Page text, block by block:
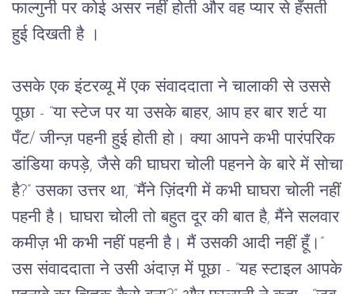
फाल्गुनी पर कोई असर नहीं होती और वह प्यार से हँसती
हुई दिखती है ।
उसके एक इंटरव्यू में एक संवाददाता ने चालाकी से उससे
पूछा - “या स्टेज पर या उसके बाहर, आप हर बार शर्ट या
पँट/ जीन्ज़ पहनी हुई होती हो। क्या आपने कभी पारंपरिक
डांडिया कपड़े, जैसे की घाघरा चोली पहनने के बारे में सोचा
है?” उसका उत्तर था, “मैंने ज़िंदगी में कभी घाघरा चोली नहीं
पहनी है। घाघरा चोली तो बहुत दूर की बात है, मैंने सलवार
कमीज़ भी कभी नहीं पहनी है। मैं उसकी आदी नहीं हूँ।”
उस संवाददाता ने उसी अंदाज़ में पूछा - “यह स्टाइल आपके